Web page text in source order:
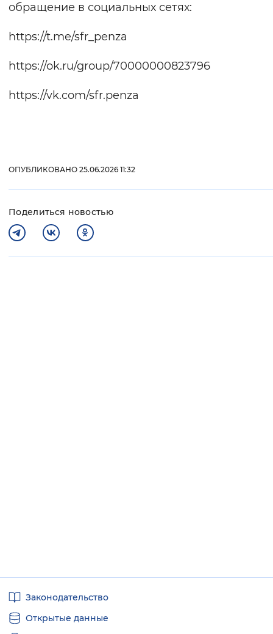
обращение в социальных сетях:
https://t.me/sfr_penza
https://ok.ru/group/70000000823796
https://vk.com/sfr.penza
ОПУБЛИКОВАНО 25.06.2026 11:32
Поделиться новостью
ссылкиЗаконодательство
Открытые данные